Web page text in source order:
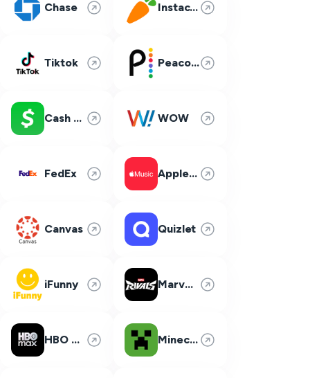
Chase Instacart
Tiktok Peacock
Cash App WOW
FedEx Apple Music
Canvas Quizlet
iFunny Marvel Rivals
HBO Max Minecraft